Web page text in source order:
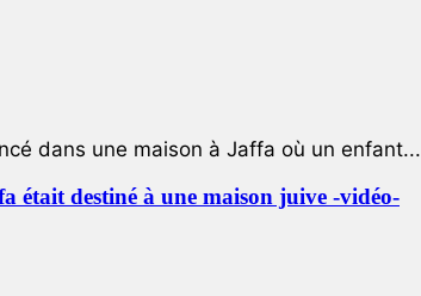
dans une maison à Jaffa où un enfant...
était destiné à une maison juive -vidéo-